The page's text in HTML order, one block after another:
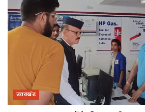
उत्तराखंड